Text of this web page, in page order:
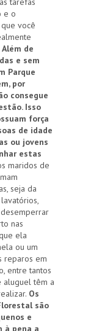
e o
você
Além de
e sem
Parque
por
consegue
Isso
força
de idade
ou jovens
estas
maridos de
seja da
nas
ela
ou um
reparos em
entre tantos
aluguel têm a
Os
são
e
à pena a